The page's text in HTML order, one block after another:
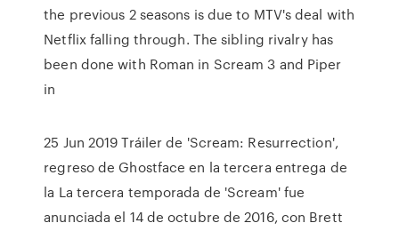
the previous 2 seasons is due to MTV's deal with
Netflix falling through. The sibling rivalry has
been done with Roman in Scream 3 and Piper
in
25 Jun 2019 Tráiler de 'Scream: Resurrection',
regreso de Ghostface en la tercera entrega de
la La tercera temporada de 'Scream' fue
anunciada el 14 de octubre de 2016, con Brett